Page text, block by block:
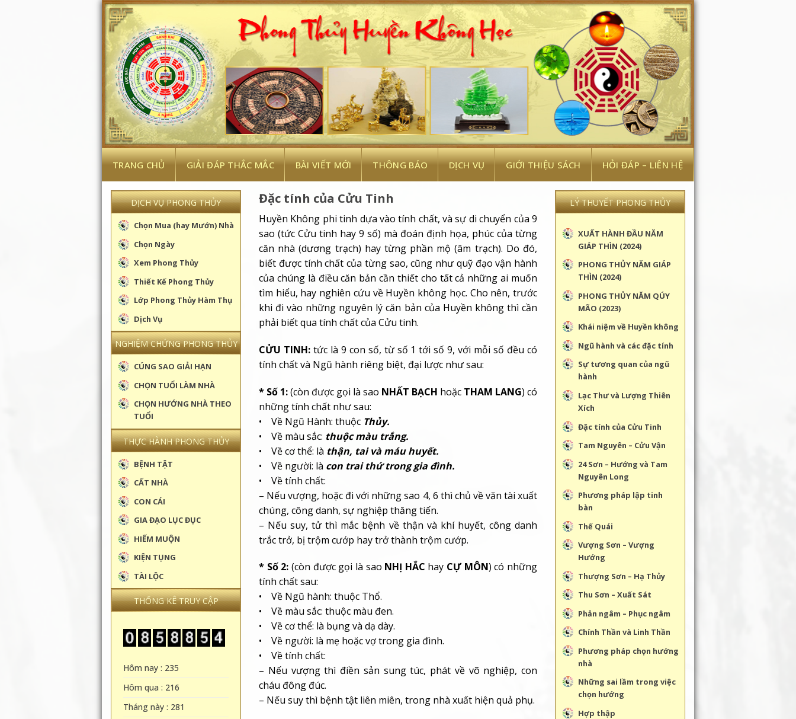
Skip
to
content
TRANG CHỦ GIẢI ĐÁP THẮC MẮC BÀI VIẾT MỚI THÔNG BÁO DỊCH VỤ GIỚI THIỆU SÁCH HỎI ĐÁP – LIÊN HỆ
DỊCH VỤ PHONG THỦY
Chọn Mua (hay Mướn) Nhà
Chọn Ngày
Xem Phong Thủy
Thiết Kế Phong Thủy
Lớp Phong Thủy Hàm Thụ
Dịch Vụ
NGHIỆM CHỨNG PHONG THỦY
CÚNG SAO GIẢI HẠN
CHỌN TUỔI LÀM NHÀ
CHỌN HƯỚNG NHÀ THEO
TUỔI
THỰC HÀNH PHONG THỦY
BỆNH TẬT
CẤT NHÀ
CON CÁI
GIA ĐẠO LỤC ĐỤC
HIẾM MUỘN
KIỆN TỤNG
TÀI LỘC
THỐNG KÊ TRUY CẬP
Hôm nay : 235
Hôm qua : 216
Tháng này : 281
Đặc tính của Cửu Tinh
Huyền Không phi tinh dựa vào tính chất, và sự di chuyển của 9
sao (tức Cửu tinh hay 9 số) mà đoán định họa, phúc của từng
căn nhà (dương trạch) hay từng phần mộ (âm trạch). Do đó,
biết được tính chất của từng sao, cũng như quỹ đạo vận hành
của chúng là điều căn bản cần thiết cho tất cả những ai muốn
tìm hiểu, hay nghiên cứu về Huyền không học. Cho nên, trước
khi đi vào những nguyên lý căn bản của Huyền không thì cần
phải biết qua tính chất của Cửu tinh.
CỬU TINH:tức là 9 con số, từ số 1 tới số 9, với mỗi số đều có
tính chất và Ngũ hành riêng biệt, đại lược như sau:
* Số 1:(còn được gọi là sao NHẤT BẠCH hoặc THAM LANG) có
những tính chất như sau:
• Về Ngũ Hành: thuộc Thủy.
• Về màu sắc: thuộcmàu trắng.
• Về cơ thể: là thận, tai và máu huyết.
• Về người: là con trai thứ trong gia đình.
• Về tính chất:
– Nếu vượng, hoặc đi với những sao 4, 6 thì chủ về văn tài xuất
chúng, công danh, sự nghiệp thăng tiến.
– Nếu suy, tử thì mắc bệnh về thận và khí huyết, công danh
trắc trở, bị trộm cướp hay trở thành trộm cướp.
* Số 2: (còn được gọi là sao NHỊ HẮC hay CỰ MÔN) có những
tính chất sau:
• Về Ngũ hành: thuộc Thổ.
• Về màu sắc: thuộc màu đen.
• Về cơ thể: là bụng và dạ dày.
• Về người: là mẹ hoặc vợ trong gia đình.
• Về tính chất:
– Nếu vượng thì điền sản sung túc, phát về võ nghiệp, con
cháu đông đúc.
– Nếu suy thì bệnh tật liên miên, trong nhà xuất hiện quả phụ.
LÝ THUYẾT PHONG THỦY
XUẤT HÀNH ĐẦU NĂM
GIÁP THÌN (2024)
PHONG THỦY NĂM GIÁP
THÌN (2024)
PHONG THỦY NĂM QÚY
MÃO (2023)
Khái niệm về Huyền không
Ngũ hành và các đặc tính
Sự tương quan của ngũ
hành
Lạc Thư và Lượng Thiên
Xích
Đặc tính của Cửu Tinh
Tam Nguyên – Cửu Vận
24 Sơn – Hướng và Tam
Nguyên Long
Phương pháp lập tinh
bàn
Thế Quái
Vượng Sơn – Vượng
Hướng
Thượng Sơn – Hạ Thủy
Thu Sơn – Xuất Sát
Phản ngâm – Phục ngâm
Chính Thần và Linh Thần
Phương pháp chọn hướng
nhà
Những sai lầm trong việc
chọn hướng
Hợp thập